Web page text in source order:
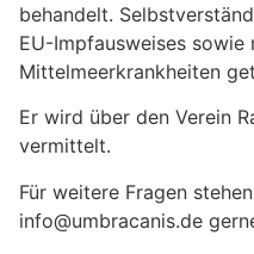
behandelt.
EU-Impfausweises sowie
Mittelmeerkrankheiten
Er wird über den Verein
vermittelt.
Für weitere Fragen
info@umbracanis.de